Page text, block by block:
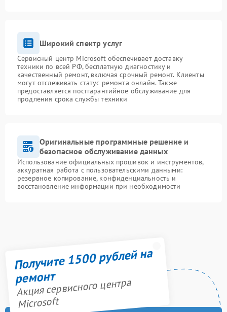
Широкий спектр услуг
Сервисный центр Microsoft обеспечивает доставку
техники по всей РФ, бесплатную диагностику и
качественный ремонт, включая срочный ремонт. Клиенты
могут отслеживать статус ремонта онлайн. Также
предоставляется постгарантийное обслуживание для
продления срока службы техники
Оригинальные программные решение и
безопасное обслуживание данных
Использование официальных прошивок и инструментов,
аккуратная работа с пользовательскими данными:
резервное копирование, конфиденциальность и
восстановление информации при необходимости
Получите 1500 рублей на
ремонт
Акция сервисного центра
Microsoft